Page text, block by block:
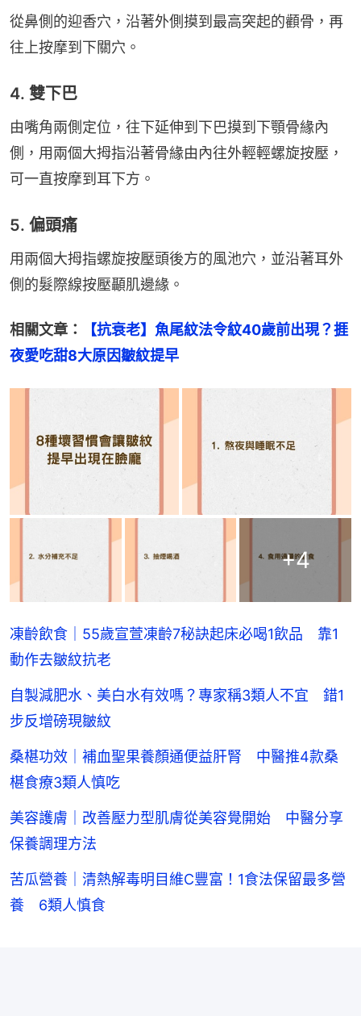
從鼻側的迎香穴，沿著外側摸到最高突起的顴骨，再
往上按摩到下關穴。
4. 雙下巴
由嘴角兩側定位，往下延伸到下巴摸到下顎骨緣內
側，用兩個大拇指沿著骨緣由內往外輕輕螺旋按壓，
可一直按摩到耳下方。
5. 偏頭痛
用兩個大拇指螺旋按壓頭後方的風池穴，並沿著耳外
側的髮際線按壓顳肌邊緣。
相關文章：
【抗衰老】魚尾紋法令紋40歲前出現？捱
夜愛吃甜8大原因皺紋提早
+4
凍齡飲食｜55歲宣萱凍齡7秘訣起床必喝1飲品 靠1
動作去皺紋抗老
自製減肥水、美白水有效嗎？專家稱3類人不宜 錯1
步反增磅現皺紋
桑椹功效｜補血聖果養顏通便益肝腎 中醫推4款桑
椹食療3類人慎吃
美容護膚｜改善壓力型肌膚從美容覺開始 中醫分享
保養調理方法
苦瓜營養｜清熱解毒明目維C豐富！1食法保留最多營
養 6類人慎食